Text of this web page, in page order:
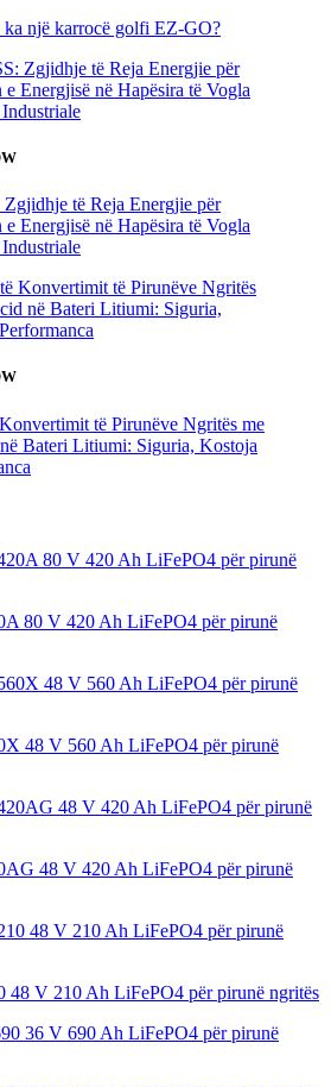
ka një karrocë golfi EZ-GO?
të Reja Energjie për
Energjisë në Hapësira të Vogla
të Pirunëve Ngritës me
Bateri Litiumi: Siguria, Kostoja
80 V 420 Ah LiFePO4 për pirunë
48 V 560 Ah LiFePO4 për pirunë
48 V 420 Ah LiFePO4 për pirunë
48 V 210 Ah LiFePO4 për pirunë ngritës